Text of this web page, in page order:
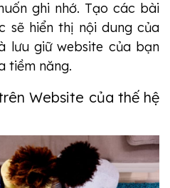
ghi nhớ. Tạo các bài
sẽ hiển thị nội dung của
lưu giữ website của bạn
tiềm năng.
Website của thế hệ